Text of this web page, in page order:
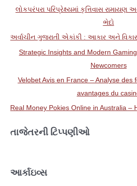
લોકપરંપરા પરિપ્રેક્ષ્યમાં કૃત્તિવાસ રામાયણ
ભેદો
અર્વાચીન ગુજરાતી એકાંકી : આકાર અને
Strategic Insights and Modern
Newcomers
Velobet Avis en France – Analyse des
avantages du
Real Money Pokies Online in Australia –
તાજેતરની ટિપ્પણીઓ
આર્કાઇવ્સ